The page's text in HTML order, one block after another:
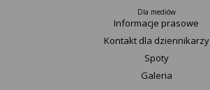
Dla mediów
Informacje prasowe
Kontakt dla dziennikarzy
Spoty
Galeria